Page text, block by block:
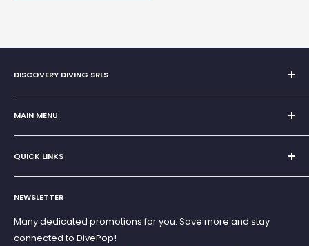
DISCOVERY DIVING SRLS
Sole Proprietorship of Giovanni Chiera di Vasco
San Teodoro, Marina di Puntaldia 07052
MAIN MENU
Home
Super Offer
Brands
Scuba diving
Freediving and Spearfishing
Gift Cards
QUICK LINKS
Search
Terms and Conditions
Privacy Policy
Returns and Refunds
NEWSLETTER
Many dedicated promotions for you. Save more and stay
connected to DivePop!